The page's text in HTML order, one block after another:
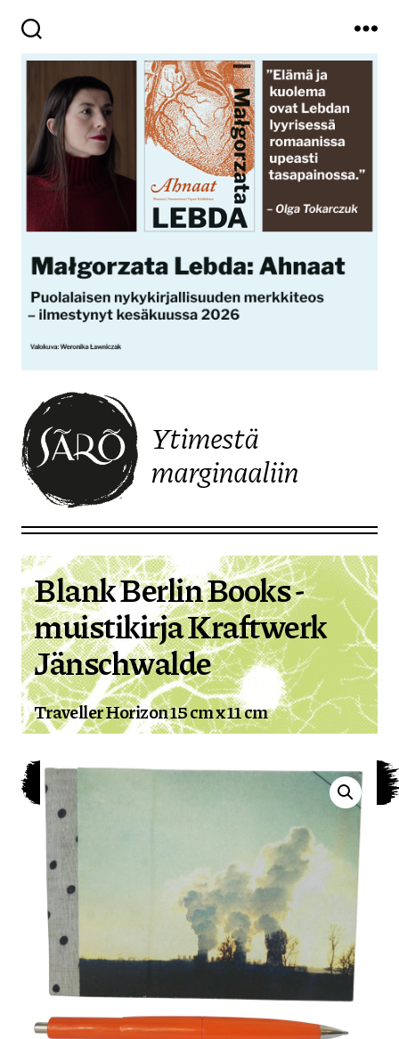
Ytimestä
marginaaliin
Blank Berlin Books -
muistikirja Kraftwerk
Jänschwalde
Traveller Horizon 15 cm x 11 cm